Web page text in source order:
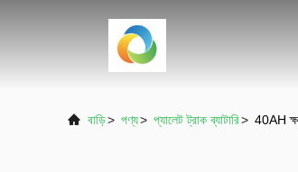
বাড়ি> পণ্য> প্যালেট ট্রাক ব্যাটারি> 40AH